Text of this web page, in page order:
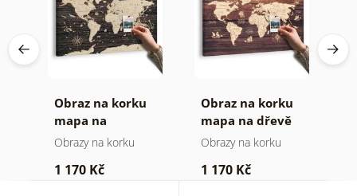
Obraz na korku
mapa na
dřevěném pozadí
Obrazy na korku
1 170 Kč
Obraz na korku
mapa na dřevě
Obrazy na korku
1 170 Kč